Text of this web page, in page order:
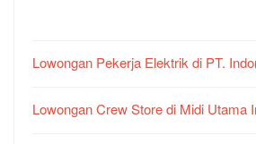
Lowongan Pekerja Elektrik di PT.
Lowongan Crew Store di Midi Utama